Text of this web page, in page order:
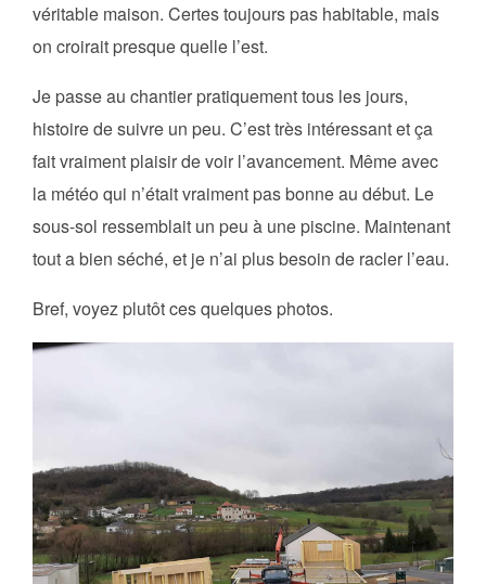
véritable maison. Certes toujours pas habitable, mais
on croirait presque quelle l’est.
Je passe au chantier pratiquement tous les jours,
histoire de suivre un peu. C’est très intéressant et ça
fait vraiment plaisir de voir l’avancement. Même avec
la météo qui n’était vraiment pas bonne au début. Le
sous-sol ressemblait un peu à une piscine. Maintenant
tout a bien séché, et je n’ai plus besoin de racler l’eau.
Bref, voyez plutôt ces quelques photos.